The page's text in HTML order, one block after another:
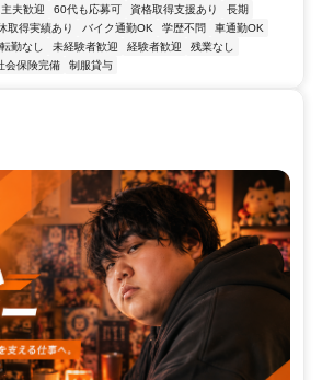
夫歓迎 60代も応募可 資格取得支援あり
長期
取得実績あり バイク通勤OK 学歴不問
車通勤OK
転勤なし 未経験者歓迎 経験者歓迎
残業なし
会保険完備 制服貸与